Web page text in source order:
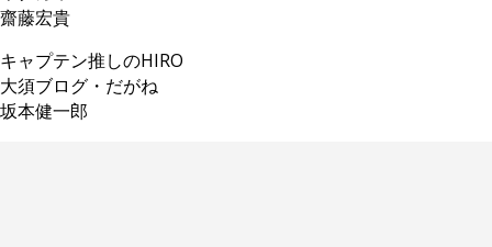
齋藤宏貴
キャプテン推しのHIRO
大須ブログ・だがね
坂本健一郎